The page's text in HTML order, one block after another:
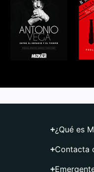
¿Qué es
Contacta